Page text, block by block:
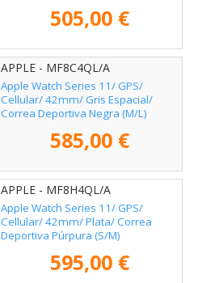
505,00 €
APPLE - MF8C4QL/A
Apple Watch Series 11/ GPS/
Cellular/ 42mm/ Gris Espacial/
Correa Deportiva Negra (M/L)
585,00 €
APPLE - MF8H4QL/A
Apple Watch Series 11/ GPS/
Cellular/ 42mm/ Plata/ Correa
Deportiva Púrpura (S/M)
595,00 €